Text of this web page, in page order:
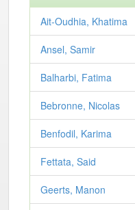
Ait-Oudhia, Khatima
Ansel, Samir
Balharbi, Fatima
Bebronne, Nicolas
Benfodil, Karima
Fettata, Said
Geerts, Manon